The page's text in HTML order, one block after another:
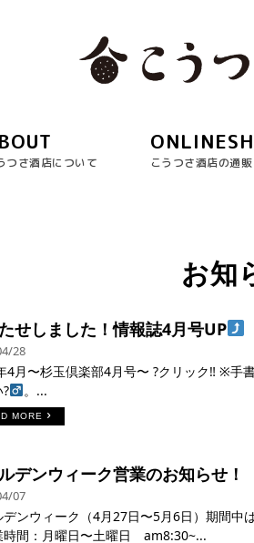
つさ酒店について こうつさ酒店の通販
お知
せしました！情報誌4月号UP
28
4月〜杉玉倶楽部4月号〜 ?クリック‼︎ ※手
。...
MORE
デンウィーク営業のお知らせ！
07
デンウィーク（4月27日〜5月6日）期間中
時間：月曜日〜土曜日 am8:30~...